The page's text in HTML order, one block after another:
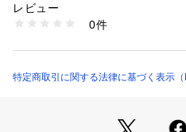
■ポケット：内部にファスナー
■底鋲：取り外し可能なストラッ
■サイズ：幅400mm/高さ
商品番号：
SH5142 （ショップ）
レビュー
0件
特定商取引に関する法律に基づく表示（